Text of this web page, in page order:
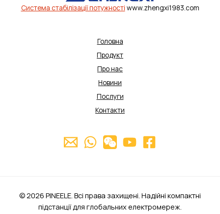
Система стабілізації потужності www.zhengxi1983.com
Головна
Продукт
Про нас
Новини
Послуги
Контакти
© 2026 PINEELE. Всі права захищені. Надійні компактні
підстанції для глобальних електромереж.